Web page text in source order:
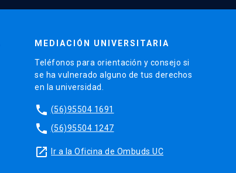
MEDIACIÓN UNIVERSITARIA
Teléfonos para orientación y consejo si
se ha vulnerado alguno de tus derechos
en la universidad.
phone (56)95504 1691
phone (56)95504 1247
launch Ir a la Oficina de Ombuds UC